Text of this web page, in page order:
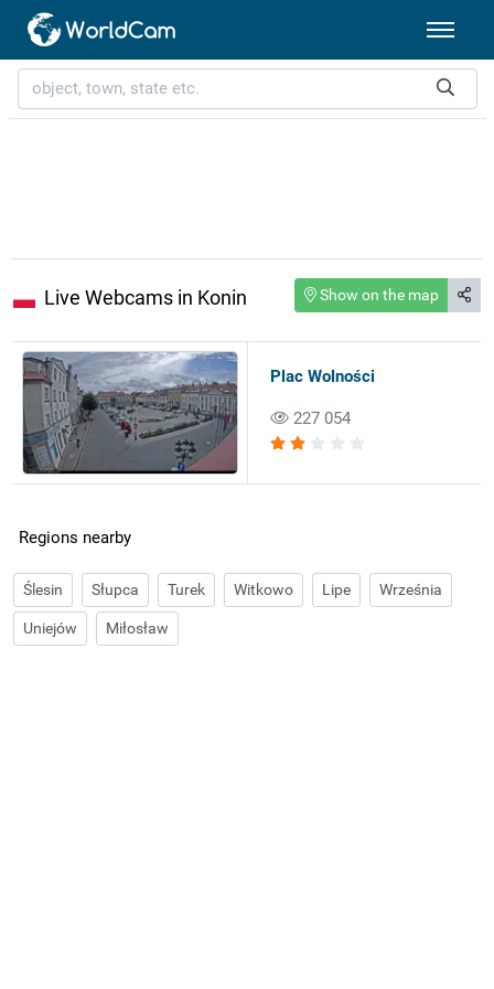
Live Webcams in Konin Show on the map
Plac Wolności
227 054
Regions nearby
Ślesin Słupca Turek Witkowo Lipe Września
Uniejów Miłosław